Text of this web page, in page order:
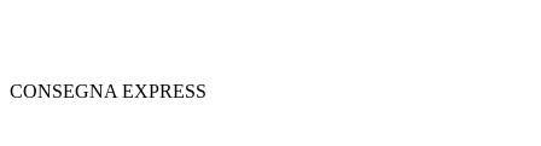
CONSEGNA EXPRESS